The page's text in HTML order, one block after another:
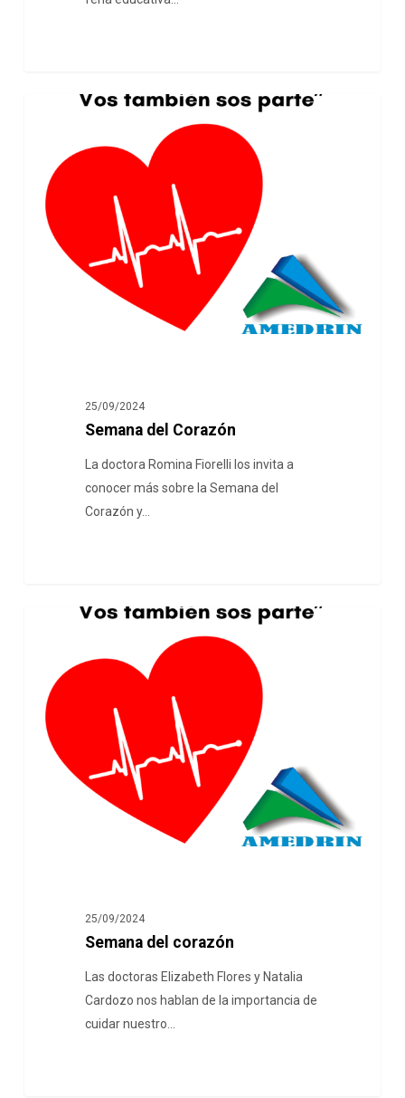
25/09/2024
Semana del Corazón
La doctora Romina Fiorelli los invita a
conocer más sobre la Semana del
Corazón y…
25/09/2024
Semana del corazón
Las doctoras Elizabeth Flores y Natalia
Cardozo nos hablan de la importancia de
cuidar nuestro…